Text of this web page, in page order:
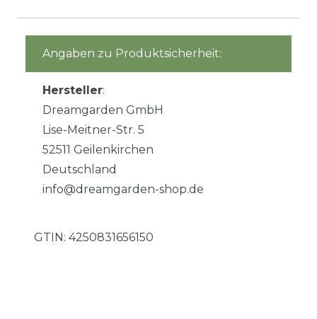
Angaben zu Produktsicherheit:
Hersteller:
Dreamgarden GmbH
Lise-Meitner-Str. 5
52511 Geilenkirchen
Deutschland
info@dreamgarden-shop.de
GTIN: 4250831656150